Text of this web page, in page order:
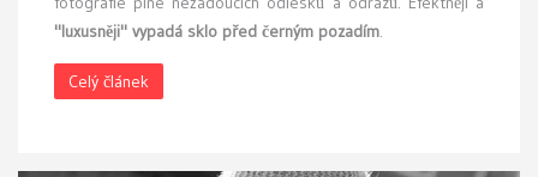
"luxusněji" vypadá sklo před černým pozadím.
Celý článek